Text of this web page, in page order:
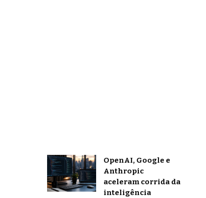
OpenAI, Google e
Anthropic
aceleram corrida da
inteligência